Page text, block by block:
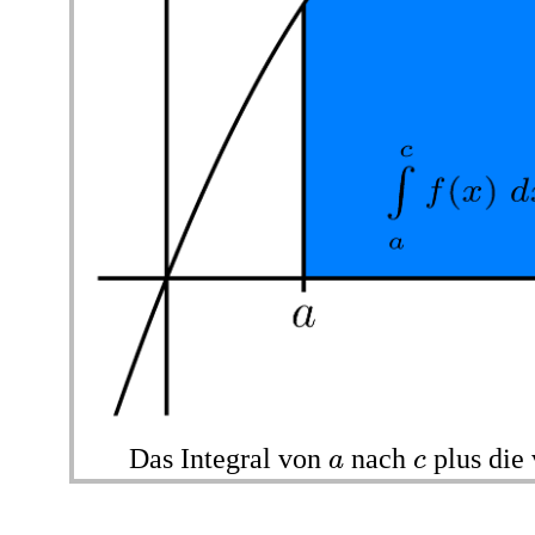
Das Integral von a
anach c
cplus die